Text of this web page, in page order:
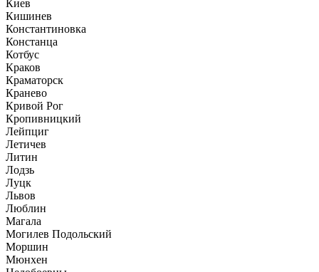
Киев
Кишинев
Константиновка
Констанца
Котбус
Краков
Краматорск
Кранево
Кривой Рог
Кропивницкий
Лейпциг
Летичев
Литин
Лодзь
Луцк
Львов
Люблин
Магала
Могилев Подольский
Моршин
Мюнхен